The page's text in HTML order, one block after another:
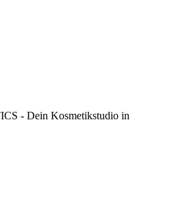
- Dein Kosmetikstudio in